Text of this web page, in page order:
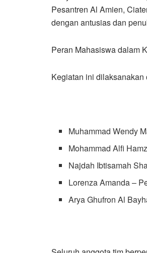
Pesantren Al Amien,
dengan antusias dan
Peran Mahasiswa dalam
Kegiatan ini
Muhammad Wendy
Mohammad Alfi
Najdah Ibtisamah
Lorenza Amanda –
Arya Ghufron Al